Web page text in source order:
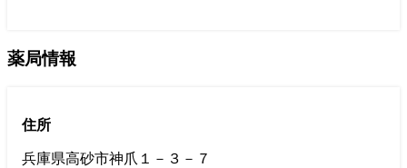
薬局情報
住所
兵庫県高砂市神爪１－３－７